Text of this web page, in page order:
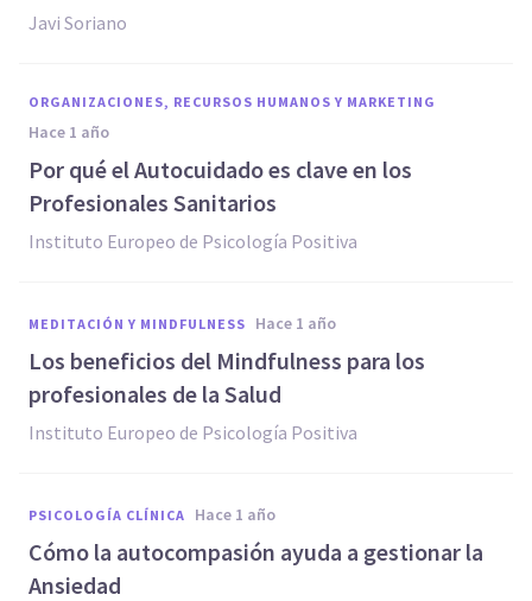
Javi Soriano
ORGANIZACIONES, RECURSOS HUMANOS Y MARKETING
hace 1 año
Por qué el Autocuidado es clave en los
Profesionales Sanitarios
Instituto Europeo de Psicología Positiva
MEDITACIÓN Y MINDFULNESS hace 1 año
Los beneficios del Mindfulness para los
profesionales de la Salud
Instituto Europeo de Psicología Positiva
PSICOLOGÍA CLÍNICA hace 1 año
Cómo la autocompasión ayuda a gestionar la
Ansiedad